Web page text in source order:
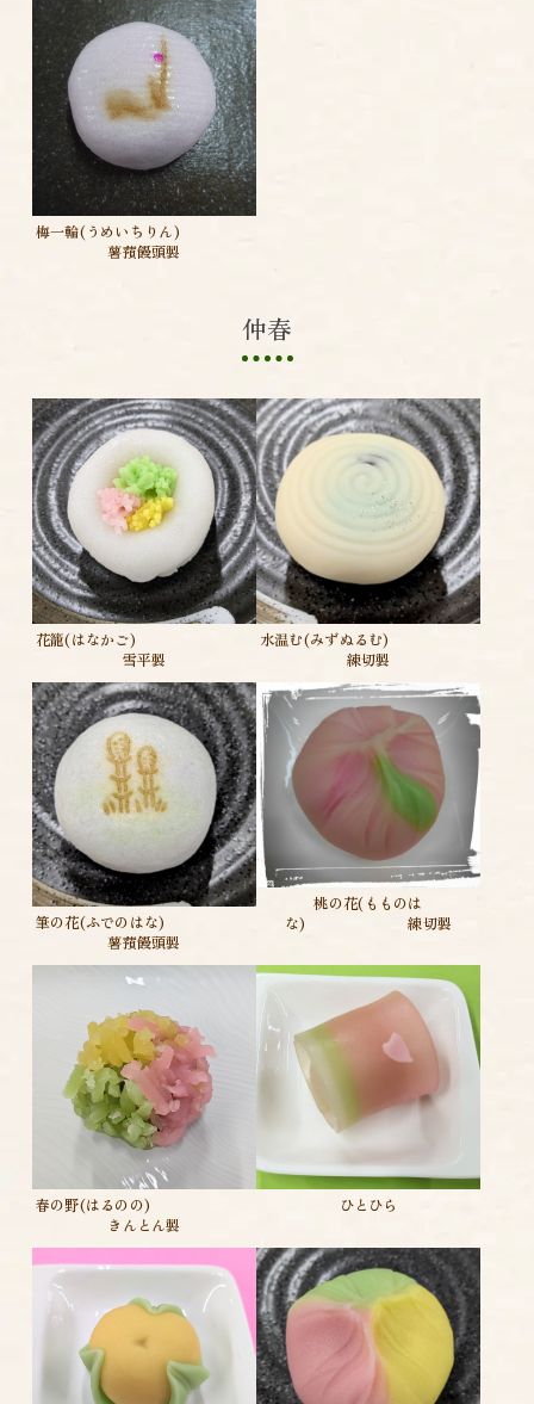
梅一輪(うめいちりん)
薯蕷饅頭製
仲春
花籠(はなかご)
雪平製
水温む(みずぬるむ)
練切製
筆の花(ふでのはな)
薯蕷饅頭製
桃の花(もものは
な) 練切製
春の野(はるのの)
きんとん製
ひとひら